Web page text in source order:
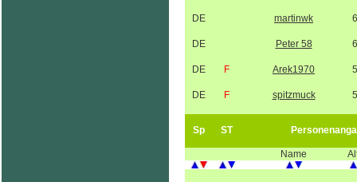
DE martinwk
DE Peter 58
DE F Arek1970
DE F spitzmuck
Sp ST
Name